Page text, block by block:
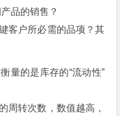
品的销售？
客户所必需的品项？其
量的是库存的“流动性”
周转次数，数值越高，